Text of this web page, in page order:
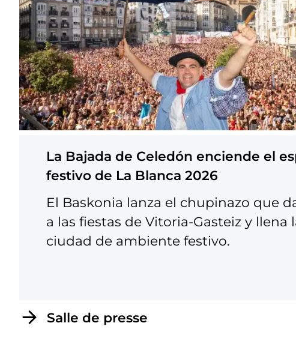
La Bajada de Celedón enciende el
festivo de La Blanca 2026
El Baskonia lanza el chupinazo que
a las fiestas de Vitoria-Gasteiz y llena
ciudad de ambiente festivo.
Salle de presse